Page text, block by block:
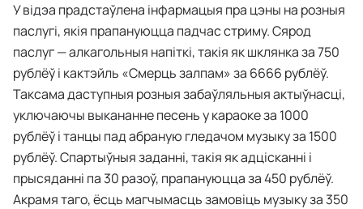
У відэа прадстаўлена інфармацыя пра цэны на розныя
паслугі, якія прапануюцца падчас стриму. Сярод
паслуг — алкагольныя напіткі, такія як шклянка за 750
рублёў і кактэйль «Смерць залпам» за 6666 рублёў.
Таксама даступныя розныя забаўляльныя актыўнасці,
уключаючы выкананне песень у караоке за 1000
рублёў і танцы пад абраную гледачом музыку за 1500
рублёў. Спартыўныя заданні, такія як адцісканні і
прысяданні па 30 разоў, прапануюцца за 450 рублёў.
Акрамя таго, ёсць магчымасць замовіць музыку за 350